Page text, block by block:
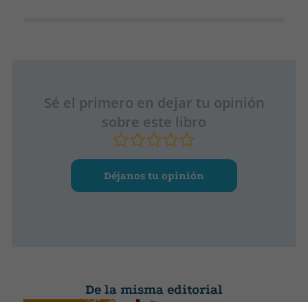
Sé el primero en dejar tu opinión
sobre este libro
Déjanos tu opinión
De la misma editorial